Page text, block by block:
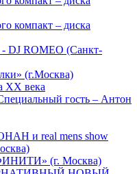
компакт – диска
ROMEO (Санкт-
(г.Москва)
ХХ века
гость – Антон
и real mens show
(г. Москва)